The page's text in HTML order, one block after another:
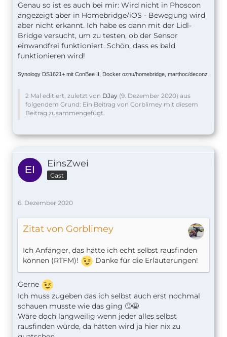
Genau so ist es auch bei mir: Wird nicht in Phoscon
angezeigt aber in Homebridge/iOS - Bewegung wird
aber nicht erkannt. Ich habe es dann mit der Lidl-
Bridge versucht, um zu testen, ob der Sensor
einwandfrei funktioniert. Schön, dass es bald
funktionieren wird!
Synology DS1621+ mit ConBee II, Docker oznu/homebridge, marthoc/deconz
2 Mal editiert, zuletzt von DJay (9. Dezember 2020) aus
folgendem Grund: Ein Beitrag von Gorblimey mit diesem
Beitrag zusammengefügt.
EinsZwei
Gast
6. Dezember 2020
Zitat von Gorblimey
Ich Anfänger, das hätte ich echt selbst rausfinden
können (RTFM)!
Danke für die Erläuterungen!
Gerne
Ich muss zugeben das ich selbst auch erst nochmal
schauen musste wie das ging 🙄😀
Wäre doch langweilig wenn jeder alles selbst
rausfinden würde, da hätten wird ja hier nix zu